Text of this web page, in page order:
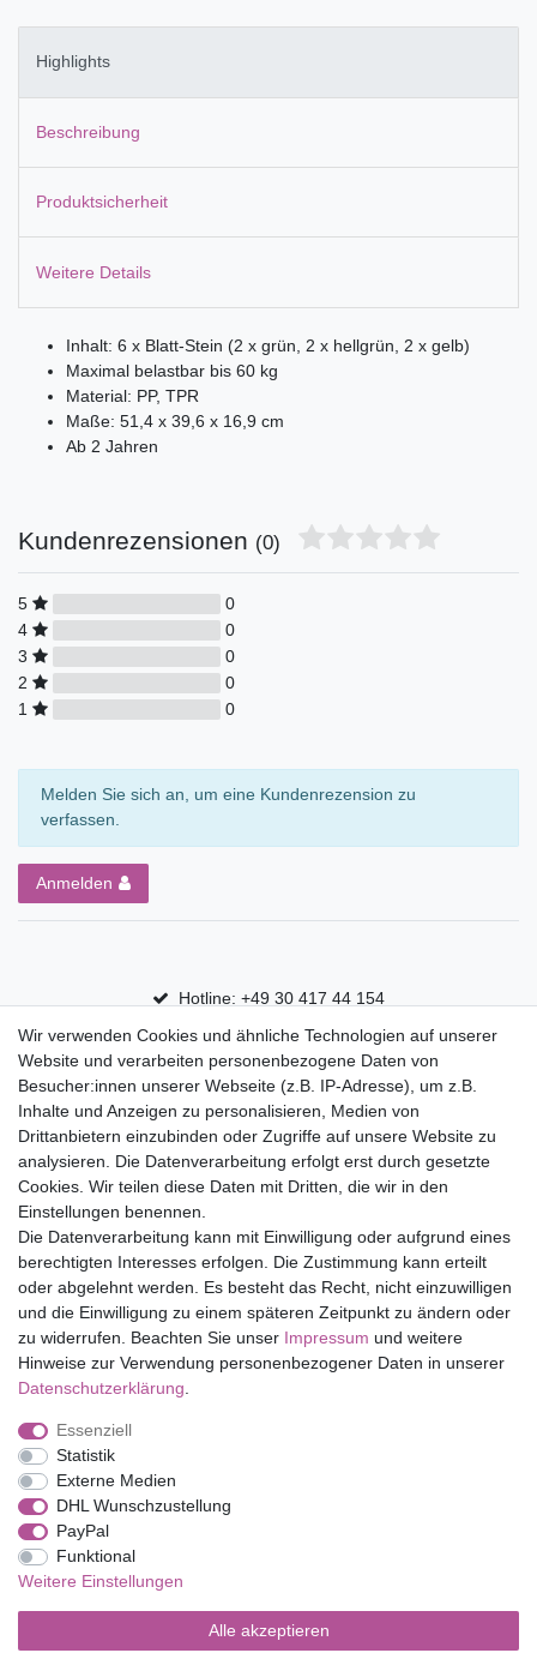
Highlights
Beschreibung
Produktsicherheit
Weitere Details
Inhalt: 6 x Blatt-Stein (2 x grün, 2 x hellgrün, 2 x gelb)
Maximal belastbar bis 60 kg
Material: PP, TPR
Maße: 51,4 x 39,6 x 16,9 cm
Ab 2 Jahren
Kundenrezensionen (0)
5
0
4
0
3
0
2
0
1
0
Melden Sie sich an, um eine Kundenrezension zu
verfassen.
Anmelden
Hotline: +49 30 417 44 154
30 Tage Rückgaberecht
Versandfrei ab 75 € in Deutschland
Top Marken
Eduplay
Folia Bringmann
Shop
Mein Konto
Service
Versandkosten
Impressum
Barrierefreiheitserklärung
Vertrag widerrufen
Wir verwenden Cookies und ähnliche Technologien auf unserer
Website und verarbeiten personenbezogene Daten von
Besucher:innen unserer Webseite (z.B. IP-Adresse), um z.B.
Inhalte und Anzeigen zu personalisieren, Medien von
Drittanbietern einzubinden oder Zugriffe auf unsere Website zu
analysieren. Die Datenverarbeitung erfolgt erst durch gesetzte
Cookies. Wir teilen diese Daten mit Dritten, die wir in den
Einstellungen benennen.
Die Datenverarbeitung kann mit Einwilligung oder aufgrund eines
berechtigten Interesses erfolgen. Die Zustimmung kann erteilt
oder abgelehnt werden. Es besteht das Recht, nicht einzuwilligen
und die Einwilligung zu einem späteren Zeitpunkt zu ändern oder
zu widerrufen. Beachten Sie unser Impressum und weitere
Hinweise zur Verwendung personenbezogener Daten in unserer
Daten­schutz­erklärung
Essenziell
Statistik
Externe Medien
DHL Wunschzustellung
PayPal
Funktional
Weitere Einstellungen
Alle akzeptieren